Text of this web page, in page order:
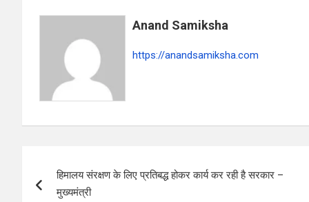
p
p
o
k
Anand Samiksha
https://anandsamiksha.com
हिमालय संरक्षण के लिए प्रतिबद्ध होकर कार्य कर रही है सरकार –
मुख्यमंत्री